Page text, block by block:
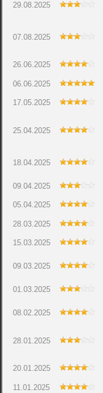
29.08.2025
07.08.2025
26.06.2025
06.06.2025
17.05.2025
25.04.2025
18.04.2025
09.04.2025
05.04.2025
28.03.2025
15.03.2025
09.03.2025
01.03.2025
08.02.2025
28.01.2025
20.01.2025
11.01.2025